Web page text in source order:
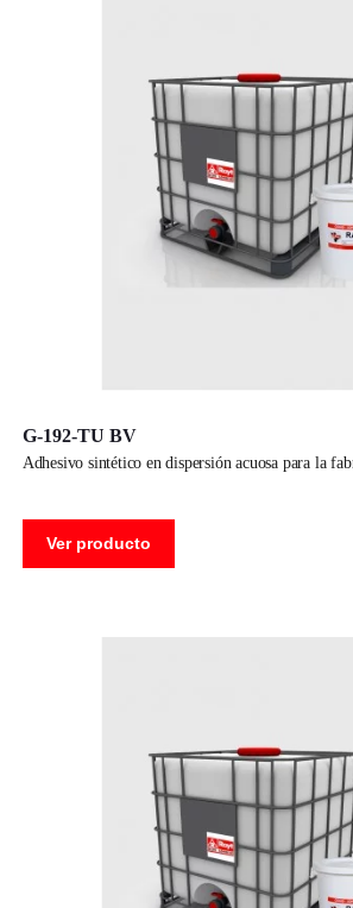
G-192-TU BV
adhesivo sintético en dispersión acuosa para la
Ver producto